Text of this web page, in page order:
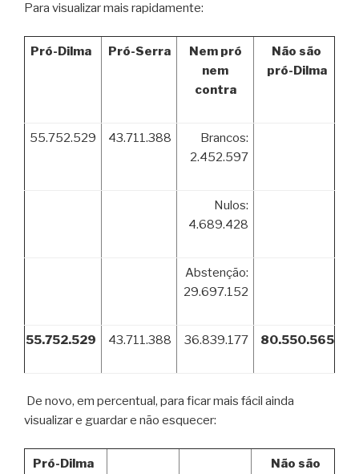
Para visualizar mais rapidamente:
Pró-Dilma Pró-Serra
Nem pró
nem
contra
Não são
pró-Dilma
55.752.529 43.711.388
Brancos:
2.452.597
Nulos:
4.689.428
Abstenção:
29.697.152
55.752.529 43.711.388 36.839.177 80.550.565
De novo, em percentual, para ficar mais fácil ainda
visualizar e guardar e não esquecer:
Pró-Dilma
Não são